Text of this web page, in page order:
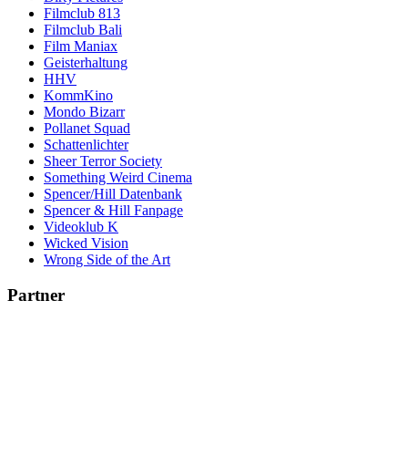
Filmclub 813
Filmclub Bali
Film Maniax
Geisterhaltung
HHV
KommKino
Mondo Bizarr
Pollanet Squad
Schattenlichter
Sheer Terror Society
Something Weird Cinema
Spencer/Hill Datenbank
Spencer & Hill Fanpage
Videoklub K
Wicked Vision
Wrong Side of the Art
Partner